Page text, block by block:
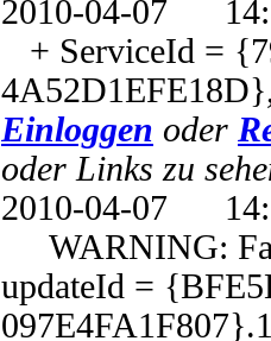
2010-04-07
+ ServiceId =
Einloggen oder
oder Links zu
2010-04-07
WARNING:
updateId =